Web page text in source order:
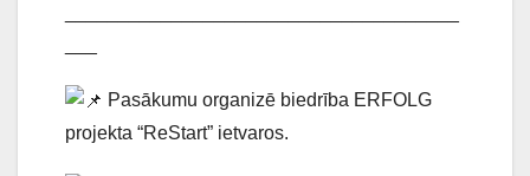
Pasākumu organizē biedrība ERFOLG
projekta “ReStart” ietvaros.